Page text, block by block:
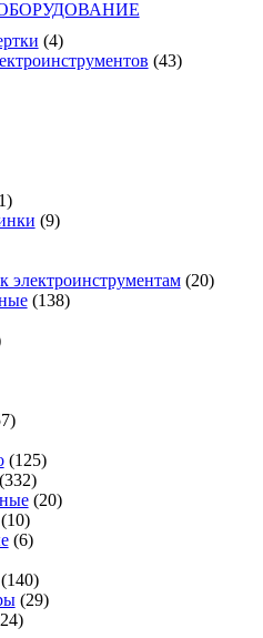
(4)
(43)
(9)
электроинструментам (20)
(138)
(125)
(332)
(20)
(10)
(6)
(140)
(29)